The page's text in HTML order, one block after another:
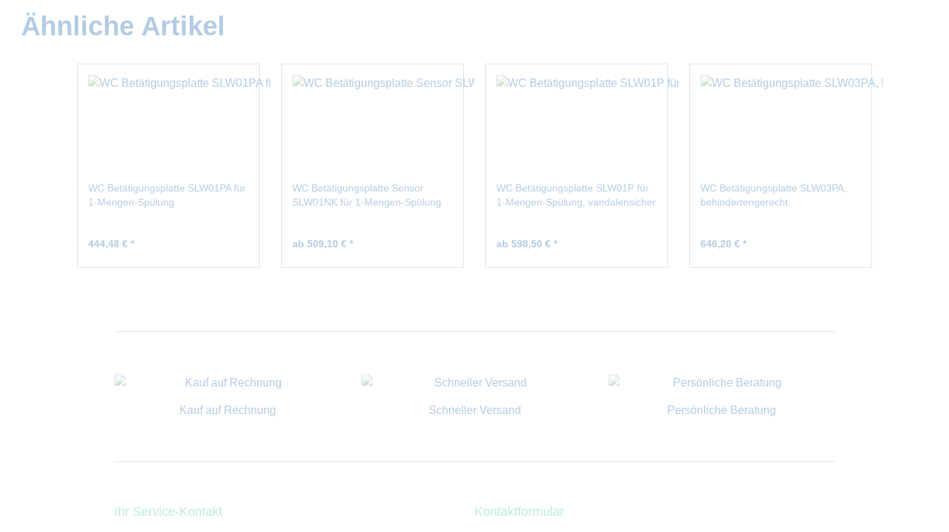
Ähnliche Artikel
WC Betätigungsplatte SLW01PA für
1-Mengen-Spülung
444,48 € *
WC Betätigungsplatte Sensor
SLW01NK für 1-Mengen-Spülung
ab 509,10 € *
WC Betätigungsplatte SLW01P für
1-Mengen-Spülung, vandalensicher
ab 598,50 € *
WC Betätigungsplatte SLW03PA,
behindertengerecht
646,20 € *
Kauf auf Rechnung Schneller Versand Persönliche Beratung
Ihr Service-Kontakt Kontaktformular